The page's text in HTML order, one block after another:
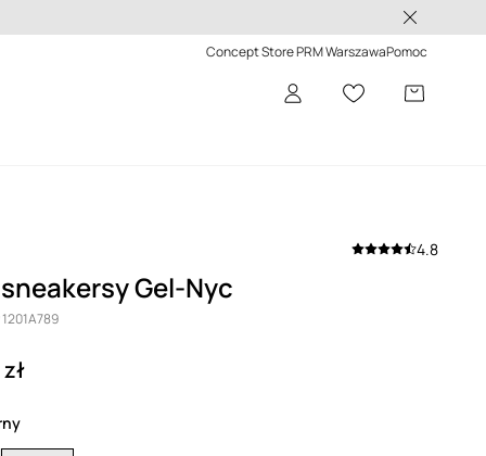
Concept Store PRM WarszawaPomoc
4.8
Gel-Nyc